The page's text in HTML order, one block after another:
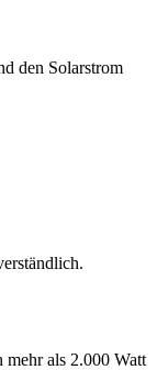
den Solarstrom
als 2.000 Watt